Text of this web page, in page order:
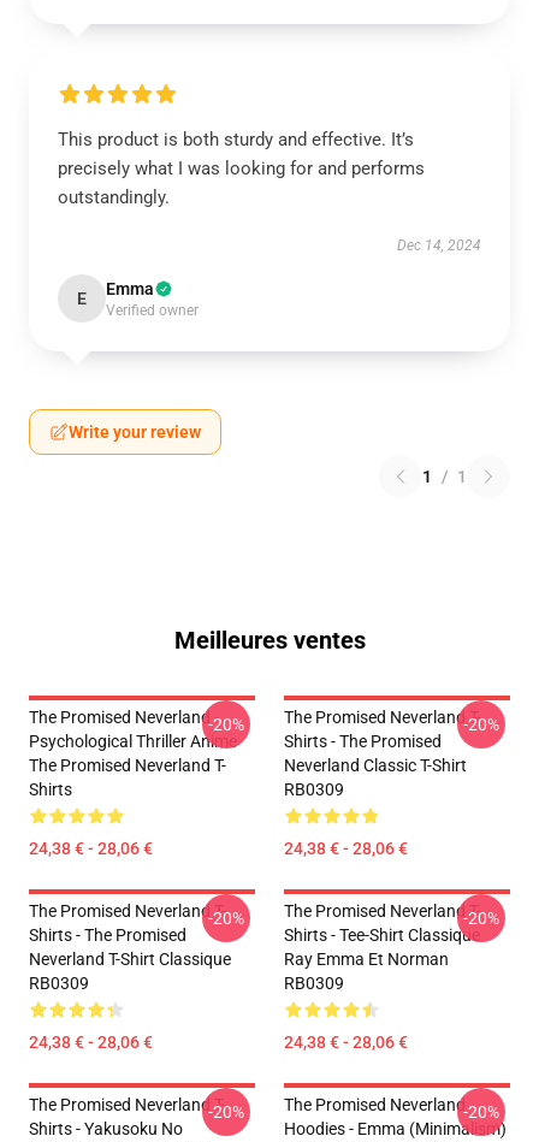
This product is both sturdy and effective. It’s
precisely what I was looking for and performs
outstandingly.
Dec 14, 2024
E Emma
Verified owner
Write your review
1 / 1
Meilleures ventes
The Promised Neverland -
Psychological Thriller Anime
The Promised Neverland T-
Shirts
24,38 € - 28,06 €
-20%
The Promised Neverland T-
Shirts - The Promised
Neverland Classic T-Shirt
RB0309
24,38 € - 28,06 €
-20%
The Promised Neverland T-
Shirts - The Promised
Neverland T-Shirt Classique
RB0309
24,38 € - 28,06 €
-20%
The Promised Neverland T-
Shirts - Tee-Shirt Classique
Ray Emma Et Norman
RB0309
24,38 € - 28,06 €
-20%
The Promised Neverland T-
Shirts - Yakusoku No
-20%
The Promised Neverland
Hoodies - Emma (Minimalism)
-20%